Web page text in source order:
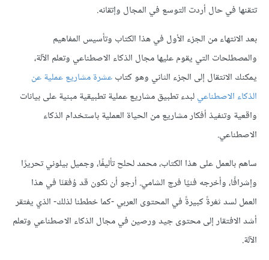
تتقنها في حال أردت التوسع في المجال وإتقانه.
بعد الانتهاء من الجزء الأول في هذا الكتاب وتأسيس المفاهيم
والمصطلحات التي يقوم عليها مجال الذكاء الاصطناعي وتعلم الآلة،
يمكنك الانتقال إلى الجزء الثاني وهو كتابعشرة مشاريع عملية عن
الذكاء الاصطناعيلبدء تطبيق مشاريع عملية تطبيقية مبنية على بيانات
واقعية وتنفيذ أفكار مشاريع من الحياة العملية باستخدام الذكاء
الاصطناعي.
ساهم بالعمل على هذا الكتاب، محمد لحلح تأليفًا، وجميل بيلوني تحريرًا
وإشرافًا، وأخرجه فنيًا فرج الشامي. أرجو أن نكون قد وُفقنَا في هذا
العمل لسد ثغرةً كبيرةً في المحتوى العربي -كما خططنا لذلك- الذي يفتقر
أشد الافتقار إلى محتوى جيد ورصين في مجال الذكاء الاصطناعي وتعلم
الآلة.